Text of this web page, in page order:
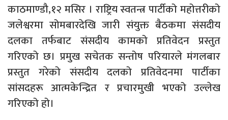
काठमाण्डौ,१२ मसिर । राष्ट्रिय स्वतन्त्र पार्टीको महोत्तरीको
जलेश्वरमा सोमबारदेखि जारी संयुक्त बैठकमा संसदीय
दलका तर्फबाट संसदीय कामको प्रतिवेदन प्रस्तुत
गरिएको छ। प्रमुख सचेतक सन्तोष परियारले मंगलबार
प्रस्तुत गरेको संसदीय दलको प्रतिवेदनमा पार्टीका
सांसदहरू आत्मकेन्द्रित र प्रचारमुखी भएको उल्लेख
गरिएको हो।